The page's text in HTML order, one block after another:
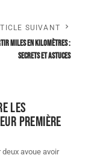
SUIVANT
miles en kilomètres :
secrets et astuces
les
première
avoue avoir